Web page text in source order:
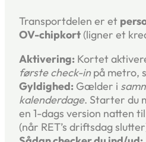
Transportdelen er et
OV-chipkort (ligner et
Aktivering: Kortet
første check-inpå metro,
Gyldighed: Gælder i
kalenderdage. Starter du
en 1-dags version natten
(når RET’s driftsdag